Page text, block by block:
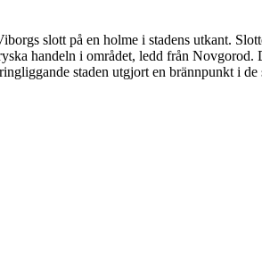
slott på en holme i stadens utkant.
handeln i området, ledd från
staden utgjort en brännpunkt i